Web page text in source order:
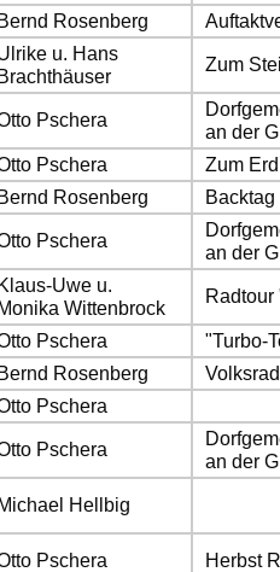
Rosenberg
u. Hans
Zum
Pschera
an der
Pschera
Zum
Rosenberg
Pschera
an der
Uwe u.
Wittenbrock
Radtour
Pschera
"Turbo-
Rosenberg
Pschera
Pschera
an der
Hellbig
Pschera Herbst